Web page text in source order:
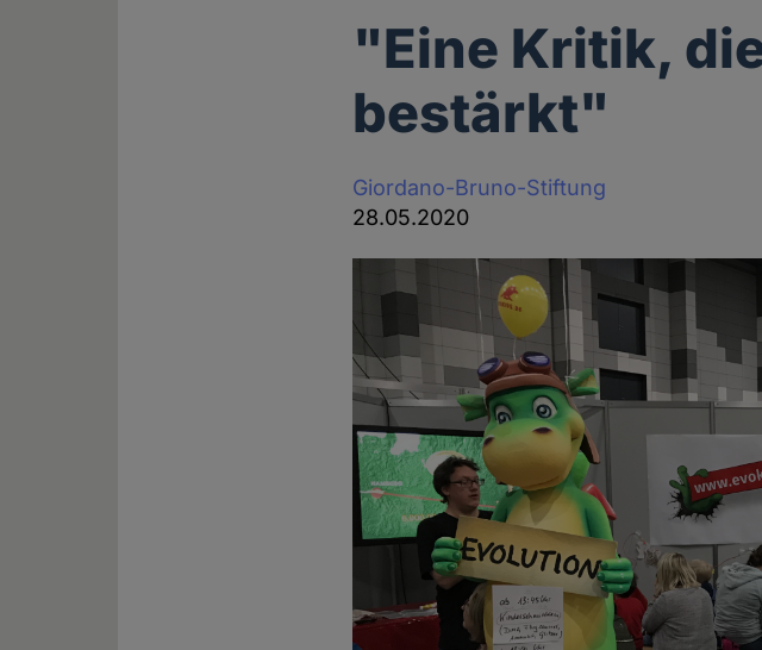
"Eine Kritik,
bestärkt"
Giordano-Bruno-Stiftung
28.05.2020